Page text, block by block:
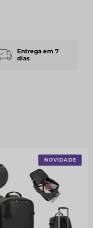
Entrega em 7
dias
NOVIDADE